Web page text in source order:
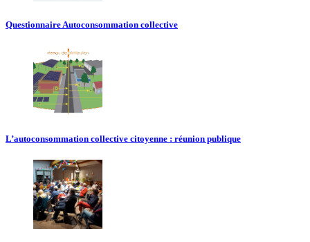
Questionnaire Autoconsommation collective
L’autoconsommation collective citoyenne : réunion publique